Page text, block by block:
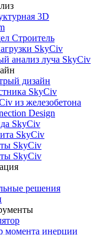
3D
Строитель
SkyCiv
анализ луча SkyCiv
дизайн
SkyCiv
из железобетона
Design
SkyCiv
SkyCiv
SkyCiv
SkyCiv
решения
момента инерции